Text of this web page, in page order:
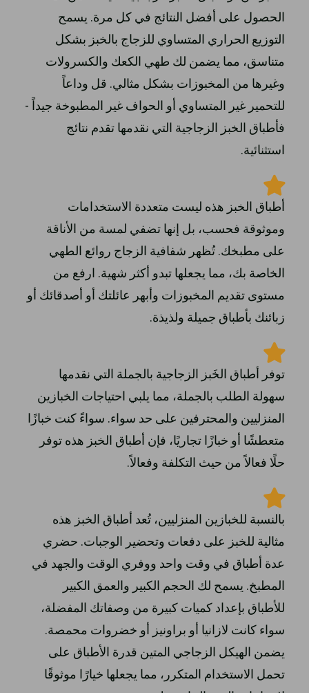
الحصول على أفضل النتائج في كل مرة. يسمح
التوزيع الحراري المتساوي للزجاج بالخبز بشكل
متناسق، مما يضمن لك طهي الكعك والكسرولات
وغيرها من المخبوزات بشكل مثالي. قل وداعاً
للتحمير غير المتساوي أو الحواف غير المطبوخة جيداً -
فأطباق الخبز الزجاجية التي نقدمها تقدم نتائج
استثنائية.
أطباق الخبز هذه ليست متعددة الاستخدامات
وموثوقة فحسب، بل إنها تضفي لمسة من الأناقة
على مطبخك. تُظهر شفافية الزجاج روائع الطهي
الخاصة بك، مما يجعلها تبدو أكثر شهية. ارفع من
مستوى تقديم المخبوزات وأبهر عائلتك أو أصدقائك أو
زبائنك بأطباق جميلة ولذيذة.
توفر أطباق الخَبز الزجاجية بالجملة التي نقدمها
سهولة الطلب بالجملة، مما يلبي احتياجات الخبازين
المنزليين والمحترفين على حد سواء. سواءً كنت خبازًا
متعطشًا أو خبازًا تجاريًا، فإن أطباق الخبز هذه توفر
حلًا فعالاً من حيث التكلفة وفعالاً.
بالنسبة للخبازين المنزليين، تُعد أطباق الخبز هذه
مثالية للخبز على دفعات وتحضير الوجبات. حضري
عدة أطباق في وقت واحد ووفري الوقت والجهد في
المطبخ. يسمح لك الحجم الكبير والعمق الكبير
للأطباق بإعداد كميات كبيرة من وصفاتك المفضلة،
سواء كانت لازانيا أو براونيز أو خضروات محمصة.
يضمن الهيكل الزجاجي المتين قدرة الأطباق على
تحمل الاستخدام المتكرر، مما يجعلها خيارًا موثوقًا